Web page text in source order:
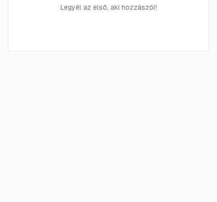
Legyél az első, aki hozzászól!